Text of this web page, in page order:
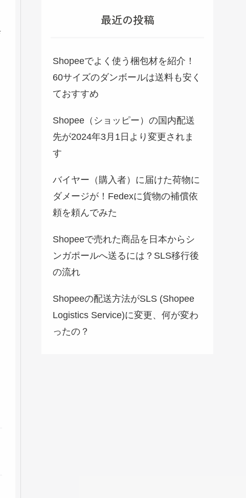
最近の投稿
Shopeeでよく使う梱包材を紹介！
60サイズのダンボールは送料も安く
ておすすめ
Shopee（ショッピー）の国内配送
先が2024年3月1日より変更されま
す
バイヤー（購入者）に届けた荷物に
ダメージが！Fedexに貨物の補償依
頼を頼んでみた
Shopeeで売れた商品を日本からシ
ンガポールへ送るには？SLS移行後
の流れ
Shopeeの配送方法がSLS (Shopee
Logistics Service)に変更、何が変わ
ったの？